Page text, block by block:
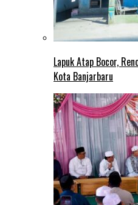
Lapuk Atap Bocor,
Kota Banjarbaru